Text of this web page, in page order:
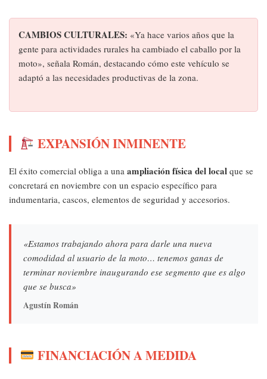
CAMBIOS CULTURALES: «Ya hace varios años que la
gente para actividades rurales ha cambiado el caballo por la
moto», señala Román, destacando cómo este vehículo se
adaptó a las necesidades productivas de la zona.
EXPANSIÓN INMINENTE
El éxito comercial obliga a una ampliación física del local que se
concretará en noviembre con un espacio específico para
indumentaria, cascos, elementos de seguridad y accesorios.
«Estamos trabajando ahora para darle una nueva
comodidad al usuario de la moto… tenemos ganas de
terminar noviembre inaugurando ese segmento que es algo
que se busca»
Agustín Román
FINANCIACIÓN A MEDIDA